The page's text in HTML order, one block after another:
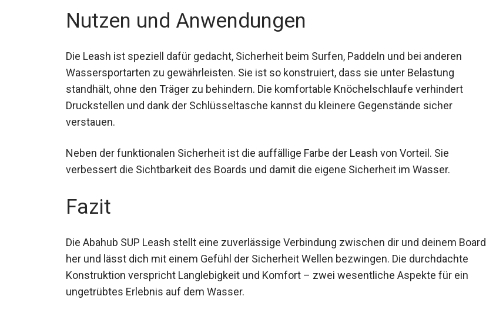
Nutzen und Anwendungen
Die Leash ist speziell dafür gedacht, Sicherheit beim Surfen, Paddeln und bei anderen
Wassersportarten zu gewährleisten. Sie ist so konstruiert, dass sie unter Belastung
standhält, ohne den Träger zu behindern. Die komfortable Knöchelschlaufe verhindert
Druckstellen und dank der Schlüsseltasche kannst du kleinere Gegenstände sicher
verstauen.
Neben der funktionalen Sicherheit ist die auffällige Farbe der Leash von Vorteil. Sie
verbessert die Sichtbarkeit des Boards und damit die eigene Sicherheit im Wasser.
Fazit
Die Abahub SUP Leash stellt eine zuverlässige Verbindung zwischen dir und deinem Board
her und lässt dich mit einem Gefühl der Sicherheit Wellen bezwingen. Die durchdachte
Konstruktion verspricht Langlebigkeit und Komfort – zwei wesentliche Aspekte für ein
ungetrübtes Erlebnis auf dem Wasser.